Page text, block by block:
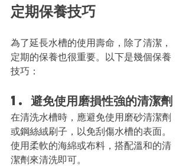
定期保養技巧
為了延長水槽的使用壽命，除了清潔，
定期的保養也很重要。以下是幾個保養
技巧：
1. 避免使用磨損性強的清潔劑
在清洗水槽時，應避免使用磨砂清潔劑
或鋼絲絨刷子，以免刮傷水槽的表面。
使用柔軟的海綿或布料，搭配溫和的清
潔劑來清洗即可。